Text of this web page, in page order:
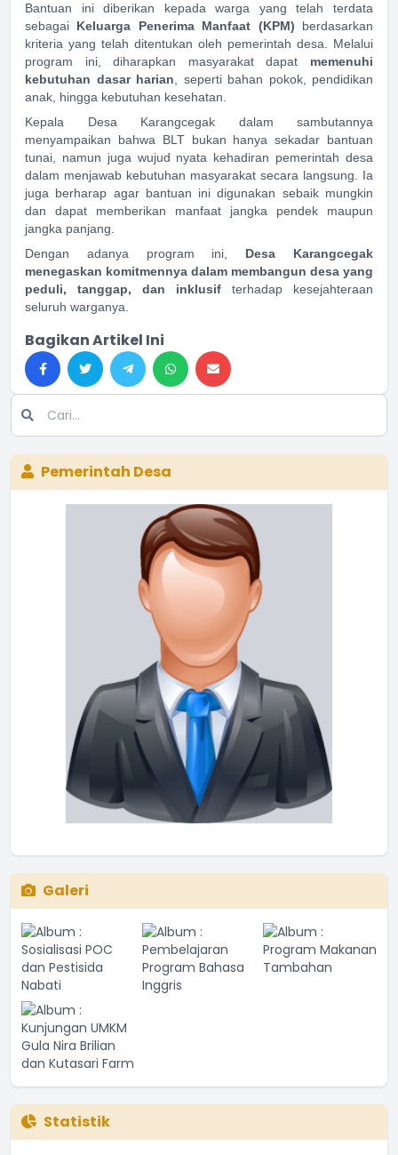
Bantuan ini diberikan kepada warga yang telah terdata
sebagai Keluarga Penerima Manfaat (KPM) berdasarkan
kriteria yang telah ditentukan oleh pemerintah desa. Melalui
program ini, diharapkan masyarakat dapat memenuhi
kebutuhan dasar harian , seperti bahan pokok, pendidikan
anak, hingga kebutuhan kesehatan.
Kepala Desa Karangcegak dalam sambutannya
menyampaikan bahwa BLT bukan hanya sekadar bantuan
tunai, namun juga wujud nyata kehadiran pemerintah desa
dalam menjawab kebutuhan masyarakat secara langsung. Ia
juga berharap agar bantuan ini digunakan sebaik mungkin
dan dapat memberikan manfaat jangka pendek maupun
jangka panjang.
Dengan adanya program ini, Desa Karangcegak
menegaskan komitmennya dalam membangun desa yang
peduli, tanggap, dan inklusif terhadap kesejahteraan
seluruh warganya.
Bagikan Artikel Ini
Pemerintah Desa
Galeri
Statistik